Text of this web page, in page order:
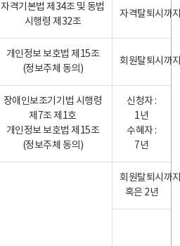
자격기본법 제34조 및 동법
시행령 제32조
자격탈퇴시까
개인정보 보호법 제15조
(정보주체 동의)
회원탈퇴시까
장애인보조기기법 시행령
제7조 제1호
개인정보 보호법 제15조
(정보주체 동의)
신청자 :
1년
수혜자 :
7년
회원탈퇴시까
혹은 2년